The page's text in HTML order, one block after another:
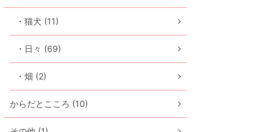
・猫犬 (11)
・日々 (69)
・畑 (2)
からだとこころ (10)